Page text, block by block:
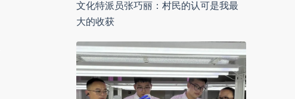
文化特派员张巧丽：村民的认可是我最
大的收获